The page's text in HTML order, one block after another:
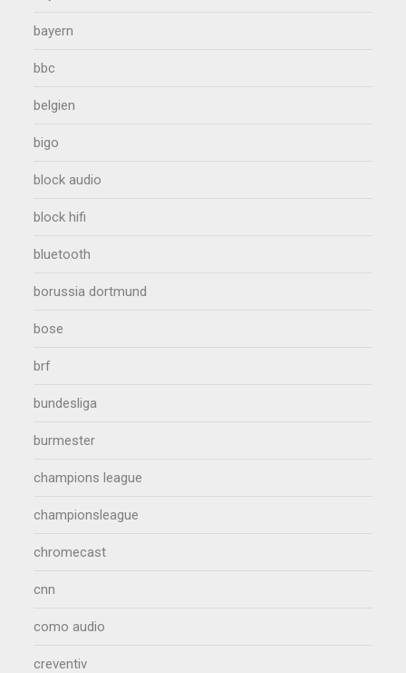
bayern
bbc
belgien
bigo
block audio
block hifi
bluetooth
borussia dortmund
bose
brf
bundesliga
burmester
champions league
championsleague
chromecast
cnn
como audio
creventiv